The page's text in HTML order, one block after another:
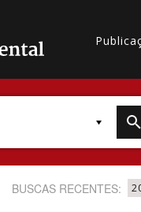
BUSCAS RECENTES: